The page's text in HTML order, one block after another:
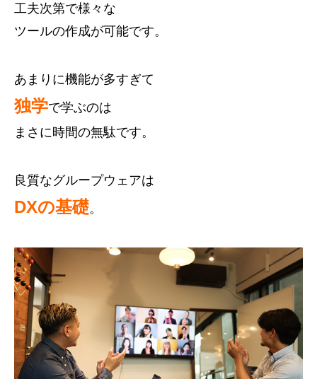
工夫次第で様々な
ツールの作成が可能です。
あまりに機能が多すぎて
独学で学ぶのは
まさに時間の無駄です。
良質なグループウェアは
DXの基礎。